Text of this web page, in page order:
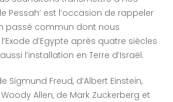
Pessah’ est l’occasion de rappeler
passé commun dont nous
d’Egypte après quatre siècles
l’installation en Terre d’Israël.
Sigmund Freud, d’Albert Einstein,
Allen, de Mark Zuckerberg et